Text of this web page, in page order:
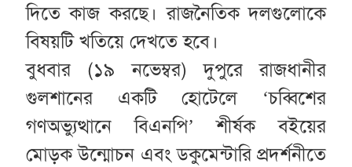
দিতে কাজ করছে। রাজনৈতিক দলগুলোকে
বিষয়টি খতিয়ে দেখতে হবে।
বুধবার (১৯ নভেম্বর) দুপুরে রাজধানীর
গুলশানের একটি হোটেলে ‘চব্বিশের
গণঅভ্যুত্থানে বিএনপি’ শীর্ষক বইয়ের
মোড়ক উন্মোচন এবং ডকুমেন্টারি প্রদর্শনীতে